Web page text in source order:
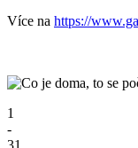
Více na https://
1
-
31